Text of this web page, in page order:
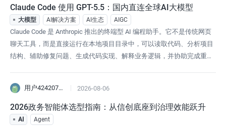
Claude Code 使用 GPT-5.5：国内直连全球AI大模型
大模型 AI解决方案 AI生态 AIGC
Claude Code 是 Anthropic 推出的终端型 AI 编程助手。它不是传统网页
聊天工具，而是直接运行在本地项目目录中，可以读取代码、分析项目
结构、辅助修复问题、生成代码实现、解释业务逻辑，并协助完成重构
何让 Cl
用户4242071076263 2026-08-06
2026政务智能体选型指南：从信创底座到治理效能跃升
AI Agent